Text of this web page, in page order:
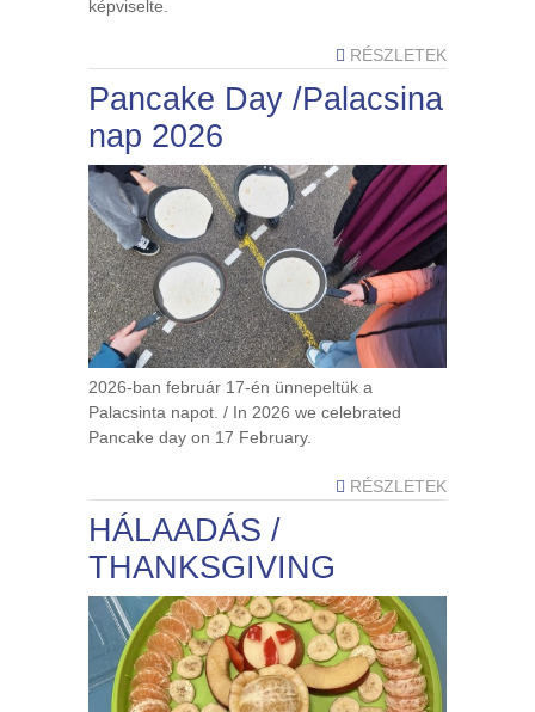
képviselte.
RÉSZLETEK
Pancake Day /Palacsina
nap 2026
2026-ban február 17-én ünnepeltük a
Palacsinta napot. / In 2026 we celebrated
Pancake day on 17 February.
RÉSZLETEK
HÁLAADÁS /
THANKSGIVING